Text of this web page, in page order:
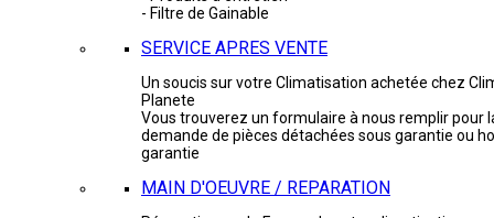
- Filtre de Gainable
SERVICE APRES VENTE
Un soucis sur votre Climatisation achetée chez
Planete
Vous trouverez un formulaire à nous remplir pour
demande de pièces détachées sous garantie ou
garantie
MAIN D'OEUVRE / REPARATION